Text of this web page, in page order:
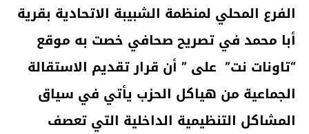
الفرع المحلي لمنظمة الشبيبة الاتحادية بقرية
أبا محمد في تصريح صحافي خصت به موقع
“تاونات نت” على ” أن قرار تقديم الاستقالة
الجماعية من هياكل الحزب يأتي في سياق
المشاكل التنظيمية الداخلية التي تعصف